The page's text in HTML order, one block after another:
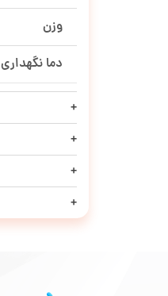
وزن
دما نگهداری